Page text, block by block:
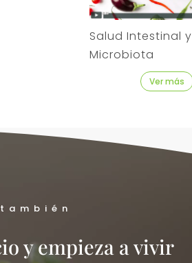
Salud Intestinal y
Microbiota
Ver más
y empieza a vivir